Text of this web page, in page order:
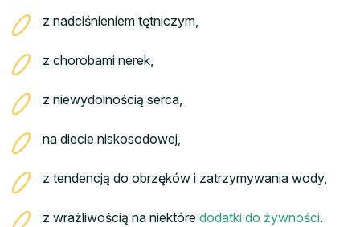
z nadciśnieniem tętniczym,
z chorobami nerek,
z niewydolnością serca,
na diecie niskosodowej,
z tendencją do obrzęków i zatrzymywania wody,
z wrażliwością na niektóre dodatki do żywności.